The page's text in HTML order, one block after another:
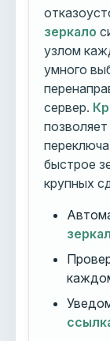
зеркало
узлом
умного
сервер.
быстрое
крупных